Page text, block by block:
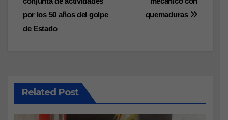
entradas
quemaduras
por los 50 años del golpe
de Estado
Related Post